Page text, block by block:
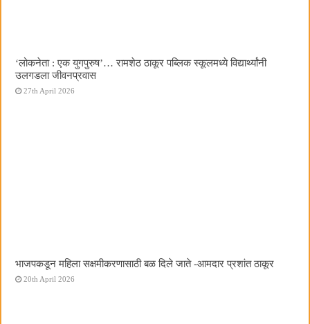
‌‘लोकनेता : एक युगपुरुष‌’… रामशेठ ठाकूर पब्लिक स्कूलमध्ये विद्यार्थ्यांनी
उलगडला जीवनप्रवास
27th April 2026
भाजपकडून महिला सक्षमीकरणासाठी बळ दिले जाते -आमदार प्रशांत ठाकूर
20th April 2026